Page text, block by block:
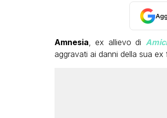
Amnesia, ex allievo di Amici
aggravati ai danni della sua ex